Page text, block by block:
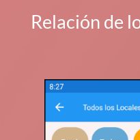
Relación de